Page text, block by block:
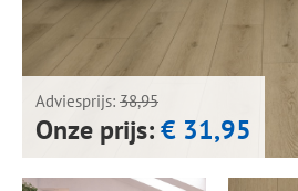
Adviesprijs: 38,95
Onze prijs:€ 31,95